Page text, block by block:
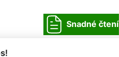
Snadné čtení